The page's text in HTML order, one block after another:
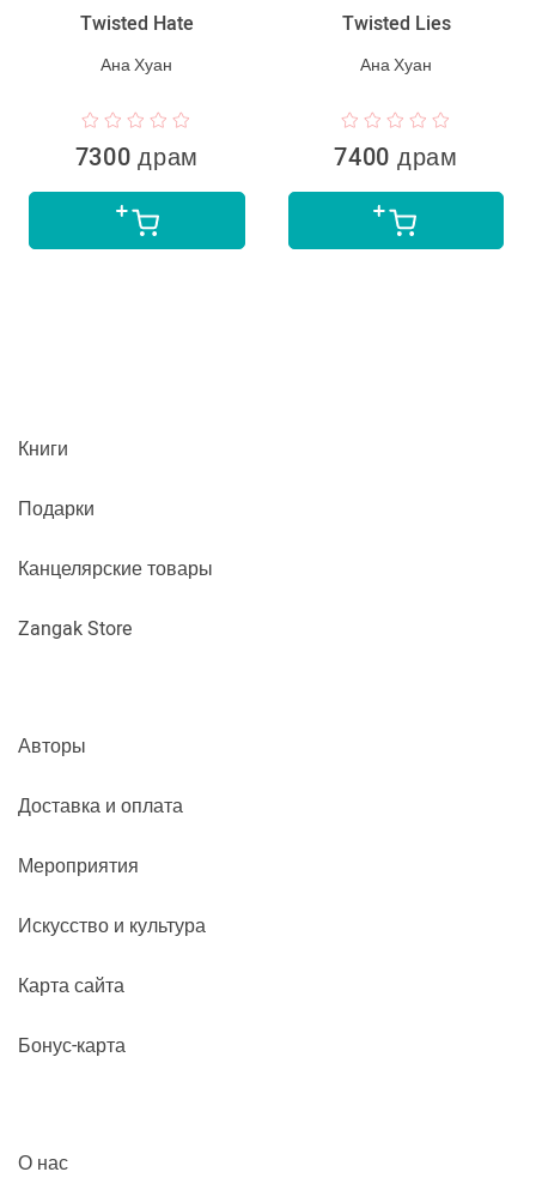
Twisted Hate
Ана Хуан
7300 драм
Twisted Lies
Ана Хуан
7400 драм
Книги
Подарки
Канцелярские товары
Zangak Store
Авторы
Доставка и оплата
Мероприятия
Искусство и культура
Карта сайта
Бонус-карта
О нас